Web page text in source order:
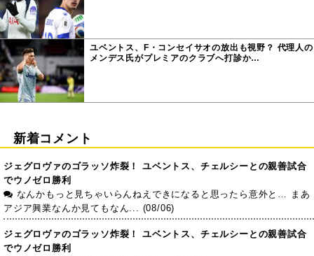
ユベントス、F・コンセイサオの放出も視野？ 代理人の
メンデス氏がプレミアのクラブへ打診か…
新着コメント
ジェグロヴァのゴラッソ炸裂！ ユベントス、チェルシーとの親善試合
でウノゼロ勝利
なんかもっと見ちゃいらんねえできになると思ったら意外と… まあ
アジア興業なんか見てもなん... (08/06)
ジェグロヴァのゴラッソ炸裂！ ユベントス、チェルシーとの親善試合
でウノゼロ勝利